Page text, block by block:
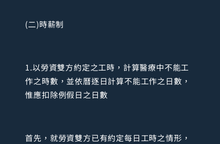
(二)時薪制
1.以勞資雙方約定之工時，計算醫療中不能工
作之時數，並依曆逐日計算不能工作之日數，
惟應扣除例假日之日數
首先，就勞資雙方已有約定每日工時之情形，